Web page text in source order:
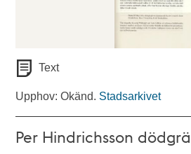
Text
Upphov: Okänd. Stadsarkivet
Per Hindrichsson